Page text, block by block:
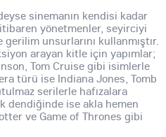
sinemanın kendisi kadar
yönetmenler, seyirciyi
unsurlarını kullanmıştır.
arayan kitle için yapımlar;
Tom Cruise gibi isimlerle
türü ise Indiana Jones, Tomb
serilerle hafızalara
dendiğinde ise akla hemen
ve Game of Thrones gibi